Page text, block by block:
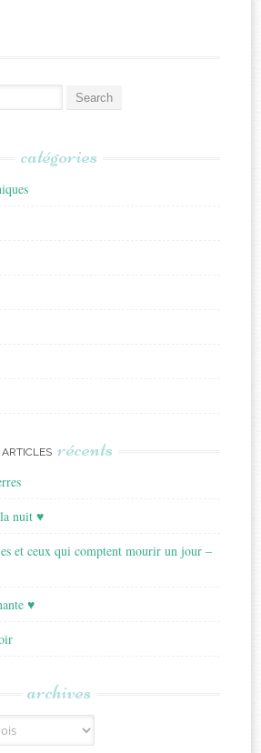
catégories
ARTICLES récents
nuit ♥
et ceux qui comptent mourir un jour –
♥
archives